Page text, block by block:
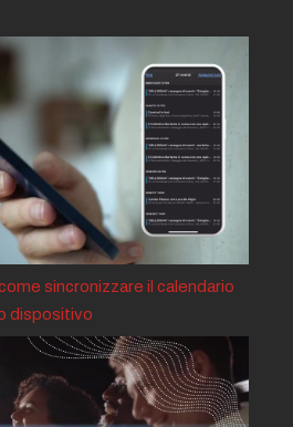
sincronizzare il calendario
dispositivo